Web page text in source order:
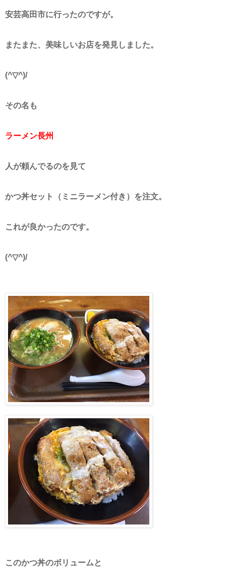
安芸高田市に行ったのですが。
またまた、美味しいお店を発見しました。
(^▽^)/
その名も
ラーメン長州
人が頼んでるのを見て
かつ丼セット（ミニラーメン付き）を注文。
これが良かったのです。
(^▽^)/
このかつ丼のボリュームと